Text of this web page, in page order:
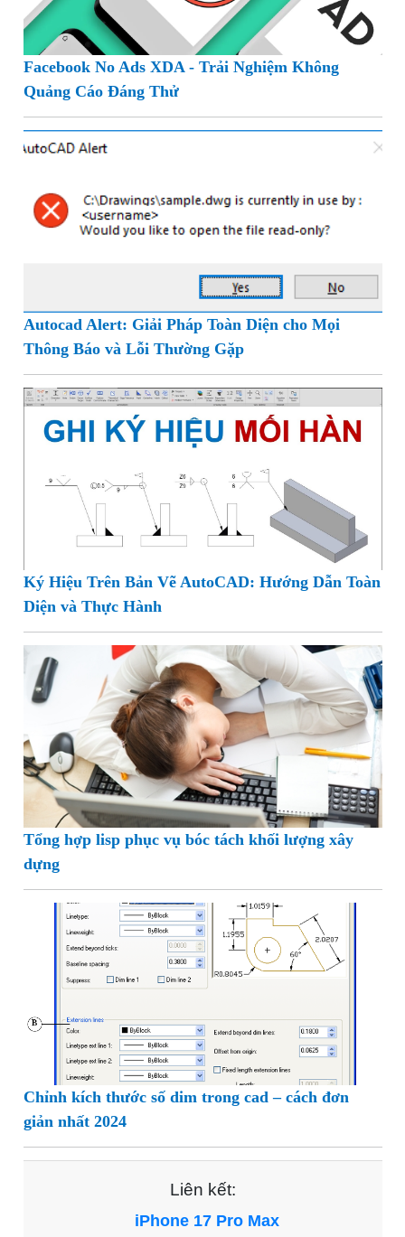
Facebook No Ads XDA - Trải Nghiệm Không
Quảng Cáo Đáng Thử
Autocad Alert: Giải Pháp Toàn Diện cho Mọi
Thông Báo và Lỗi Thường Gặp
Ký Hiệu Trên Bản Vẽ AutoCAD: Hướng Dẫn Toàn
Diện và Thực Hành
Tổng hợp lisp phục vụ bóc tách khối lượng xây
dựng
Chỉnh kích thước số dim trong cad – cách đơn
giản nhất 2024
Liên kết:
iPhone 17 Pro Max